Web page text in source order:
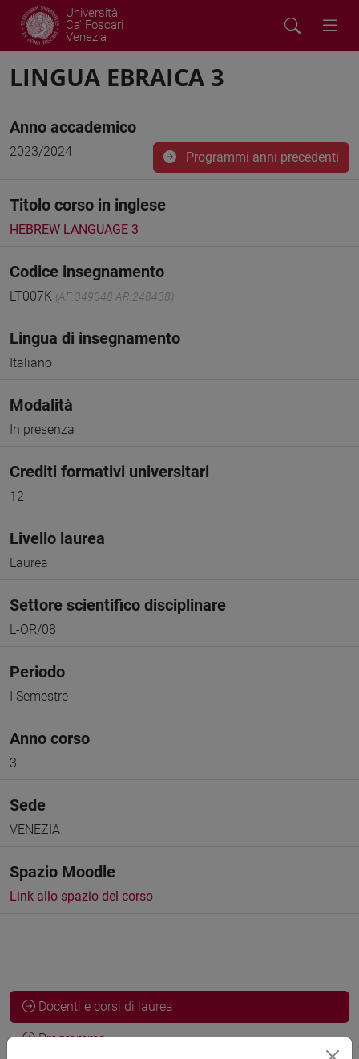
Università
Ca' Foscari
Venezia
LINGUA EBRAICA 3
Anno accademico
2023/2024 Programmi anni precedenti
Titolo corso in inglese
HEBREW LANGUAGE 3
Codice insegnamento
LT007K (AF:349048 AR:248438)
Lingua di insegnamento
Italiano
Modalità
In presenza
Crediti formativi universitari
12
Livello laurea
Laurea
Settore scientifico disciplinare
L-OR/08
Periodo
I Semestre
Anno corso
3
Sede
VENEZIA
Spazio Moodle
Link allo spazio del corso
Docenti e corsi di laurea
Programma